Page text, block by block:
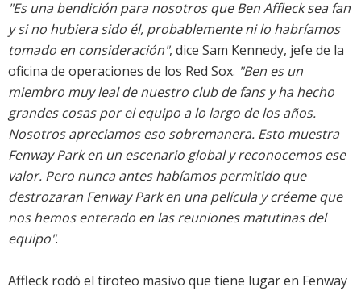
"Es una bendición para nosotros que Ben Affleck sea fan
y si no hubiera sido él, probablemente ni lo habríamos
tomado en consideración", dice Sam Kennedy, jefe de la
oficina de operaciones de los Red Sox. "Ben es un
miembro muy leal de nuestro club de fans y ha hecho
grandes cosas por el equipo a lo largo de los años.
Nosotros apreciamos eso sobremanera. Esto muestra
Fenway Park en un escenario global y reconocemos ese
valor. Pero nunca antes habíamos permitido que
destrozaran Fenway Park en una película y créeme que
nos hemos enterado en las reuniones matutinas del
equipo".
Affleck rodó el tiroteo masivo que tiene lugar en Fenway